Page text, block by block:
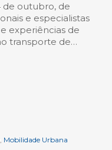
de outubro, de
e especialistas
experiências de
transporte de…
, Mobilidade Urbana